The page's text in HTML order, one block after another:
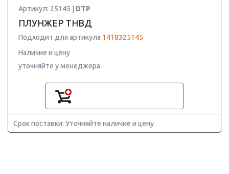
Артикул: 25145 | DTP
ПЛУНЖЕР ТНВД
Подходит для артикула 1418325145
Наличие и цену
уточняйте у менеджера
Срок поставки: Уточняйте наличие и цену